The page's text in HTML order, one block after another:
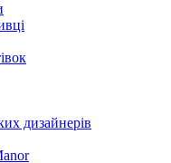
дизайнерів